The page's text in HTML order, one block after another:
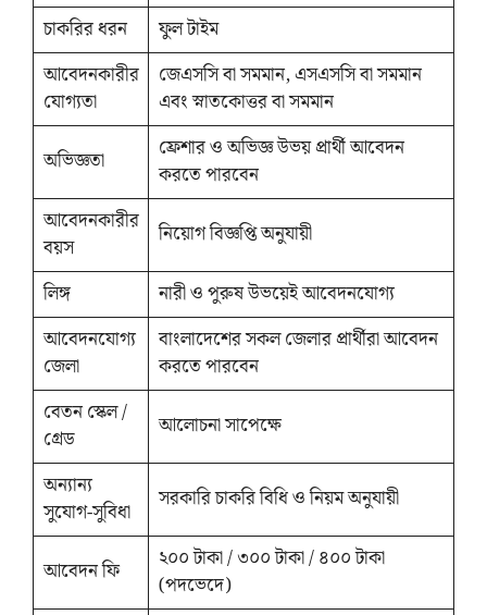
চাকরির ধরন
ফুল টাইম
আবেদনকারীর
যোগ্যতা
জেএসসি বা সমমান, এসএসসি বা সমমান
এবং স্নাতকোত্তর বা সমমান
অভিজ্ঞতা
ফ্রেশার ও অভিজ্ঞ উভয় প্রার্থী আবেদন
করতে পারবেন
আবেদনকারীর
বয়স
নিয়োগ বিজ্ঞপ্তি অনুযায়ী
লিঙ্গ
নারী ও পুরুষ উভয়েই আবেদনযোগ্য
আবেদনযোগ্য
জেলা
বাংলাদেশের সকল জেলার প্রার্থীরা আবেদন
করতে পারবেন
বেতন স্কেল /
গ্রেড
আলোচনা সাপেক্ষে
অন্যান্য
সুযোগ-সুবিধা
সরকারি চাকরি বিধি ও নিয়ম অনুযায়ী
আবেদন ফি
২০০ টাকা / ৩০০ টাকা / ৪০০ টাকা
(পদভেদে)